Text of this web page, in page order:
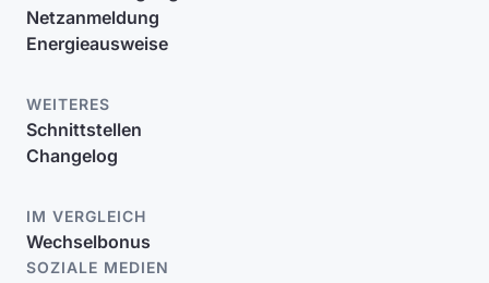
Netzanmeldung
Energieausweise
WEITERES
Schnittstellen
Changelog
IM VERGLEICH
Wechselbonus
SOZIALE MEDIEN